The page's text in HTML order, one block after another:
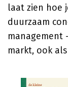
laat zien hoe
duurzaam
management
markt, ook